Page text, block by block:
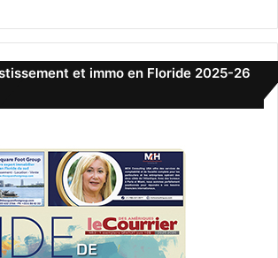
et immo en Floride 2025-26